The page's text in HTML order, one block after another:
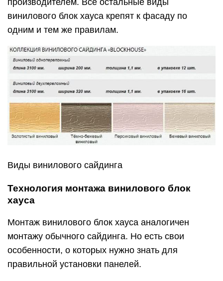
винилового блок хауса крепят к фасаду по
одним и тем же правилам.
Виды винилового сайдинга
Технология монтажа винилового блок
хауса
Монтаж винилового блок хауса аналогичен
монтажу обычного сайдинга. Но есть свои
особенности, о которых нужно знать для
правильной установки панелей.